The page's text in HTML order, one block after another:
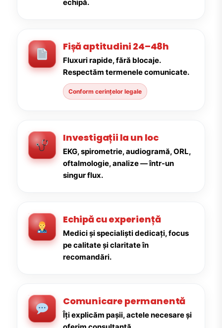
echipă.
Fișă aptitudini 24–48h
Fluxuri rapide, fără blocaje.
Respectăm termenele comunicate.
Conform cerințelor legale
Investigații la un loc
EKG, spirometrie, audiogramă, ORL,
oftalmologie, analize — într-un
singur flux.
Echipă cu experiență
Medici și specialiști dedicați, focus
pe calitate și claritate în
recomandări.
Comunicare permanentă
Îți explicăm pașii, actele necesare și